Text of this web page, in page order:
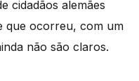
cidadãos alemães
que ocorreu, com um
não são claros.